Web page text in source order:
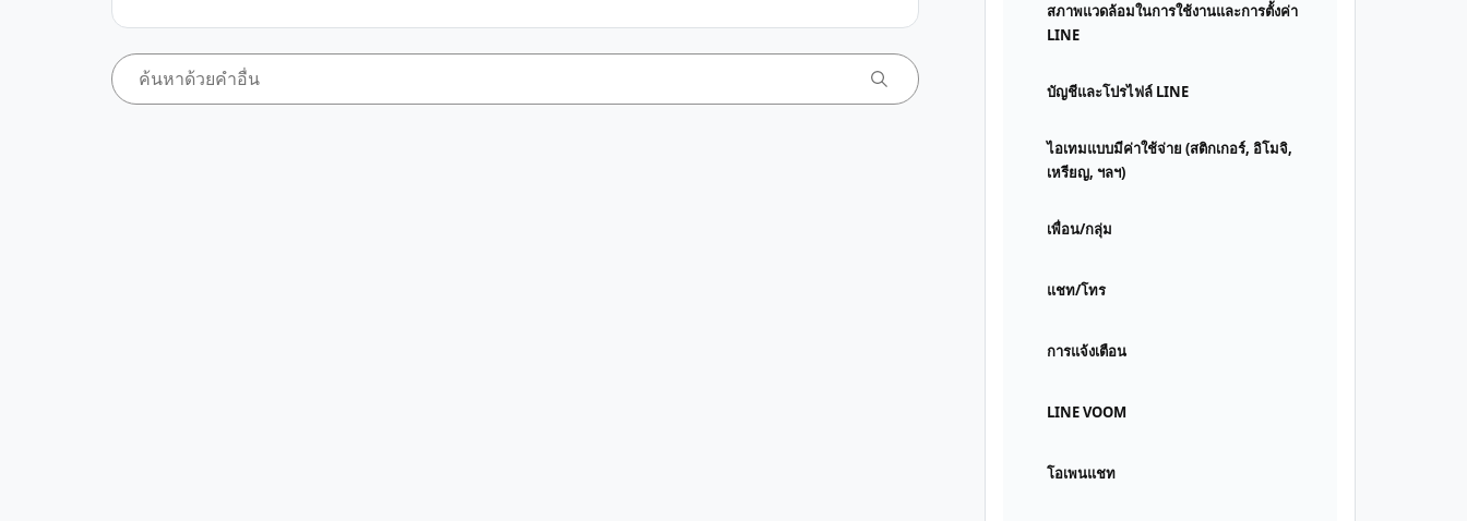
สภาพแวดล้อมในการใช้งานและการตั้งค่า
LINE
บัญชีและโปรไฟล์ LINE
ไอเทมแบบมีค่าใช้จ่าย (สติกเกอร์, อิโมจิ,
เหรียญ, ฯลฯ)
เพื่อน/กลุ่ม
แชท/โทร
การแจ้งเตือน
LINE VOOM
โอเพนแชท